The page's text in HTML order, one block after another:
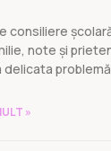
consiliere
note și
delicata
»